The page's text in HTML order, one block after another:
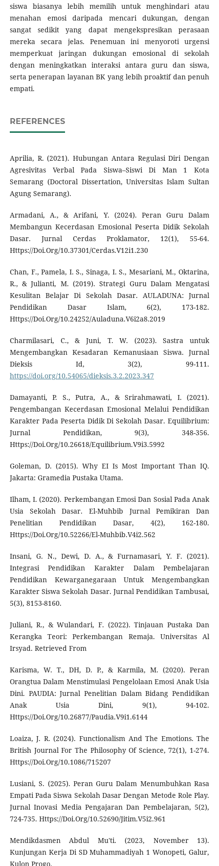
siswa biasanya lebih memilih untuk menghindari atau
menahan emosi daripada mencari dukungan, dengan
sangat sedikit yang dapat mengekspresikan perasaan
mereka secara jelas. Penemuan ini menyoroti urgensi
memperkuat jaringan dukungan emosional di sekolah
dengan meningkatkan interaksi antara guru dan siswa,
serta penerapan layanan BK yang lebih proaktif dan penuh
empati.
REFERENCES
Aprilia, R. (2021). Hubungan Antara Regulasi Diri Dengan
Agresivitas Verbal Pada Siswa–Siswi Di Man 1 Kota
Semarang (Doctoral Dissertation, Universitas Islam Sultan
Agung Semarang).
Armadani, A., & Arifani, Y. (2024). Peran Guru Dalam
Membangun Kecerdasan Emosional Peserta Didik Sekolah
Dasar. Jurnal Cerdas Proklamator, 12(1), 55-64.
Https://Doi.Org/10.37301/Cerdas.V12i1.230
Chan, F., Pamela, I. S., Sinaga, I. S., Mesariani, M., Oktarina,
R., & Julianti, M. (2019). Strategi Guru Dalam Mengatasi
Kesulitan Belajar Di Sekolah Dasar. AULADUNA: Jurnal
Pendidikan Dasar Islam, 6(2), 173-182.
Https://Doi.Org/10.24252/Auladuna.V6i2a8.2019
Charmilasari, C., & Juni, T. W. (2023). Sastra untuk
Mengembangkan Kesadaran Kemanusiaan Siswa. Jurnal
Dieksis Id, 3(2), 99-111.
https://doi.org/10.54065/dieksis.3.2.2023.347
Damayanti, P. S., Putra, A., & Srirahmawati, I. (2021).
Pengembangan Kecerdasan Emosional Melalui Pendidikan
Karakter Pada Peserta Didik Di Sekolah Dasar. Equilibrium:
Jurnal Pendidikan, 9(3), 348-356.
Https://Doi.Org/10.26618/Equilibrium.V9i3.5992
Goleman, D. (2015). Why EI Is Most Important Than IQ.
Jakarta: Gramedia Pustaka Utama.
Ilham, I. (2020). Perkembangan Emosi Dan Sosial Pada Anak
Usia Sekolah Dasar. El-Muhbib Jurnal Pemikiran Dan
Penelitian Pendidikan Dasar, 4(2), 162-180.
Https://Doi.Org/10.52266/El-Muhbib.V4i2.562
Insani, G. N., Dewi, D. A., & Furnamasari, Y. F. (2021).
Integrasi Pendidikan Karakter Dalam Pembelajaran
Pendidikan Kewarganegaraan Untuk Mengembangkan
Karakter Siswa Sekolah Dasar. Jurnal Pendidikan Tambusai,
5(3), 8153-8160.
Juliani, R., & Wulandari, F. (2022). Tinjauan Pustaka Dan
Kerangka Teori: Perkembangan Remaja. Universitas Al
Irsyad. Retrieved From
Karisma, W. T., DH, D. P., & Karmila, M. (2020). Peran
Orangtua Dalam Menstimulasi Pengelolaan Emosi Anak Usia
Dini. PAUDIA: Jurnal Penelitian Dalam Bidang Pendidikan
Anak Usia Dini, 9(1), 94-102.
Https://Doi.Org/10.26877/Paudia.V9i1.6144
Loaiza, J. R. (2024). Functionalism And The Emotions. The
British Journal For The Philosophy Of Science, 72(1), 1-274.
Https://Doi.Org/10.1086/715207
Lusiani, S. (2025). Peran Guru Dalam Menumbuhkan Rasa
Empati Pada Siswa Sekolah Dasar Dengan Metode Role Play.
Jurnal Inovasi Media Pengajaran Dan Pembelajaran, 5(2),
724-735. Https://Doi.Org/10.52690/Jitim.V5i2.961
Mendikdasmen Abdul Mu'ti. (2023, November 13).
Kunjungan Kerja Di SD Muhammadiyah 1 Wonopeti, Galur,
Kulon Progo.